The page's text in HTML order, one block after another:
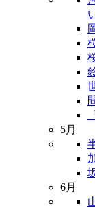
5月
6月